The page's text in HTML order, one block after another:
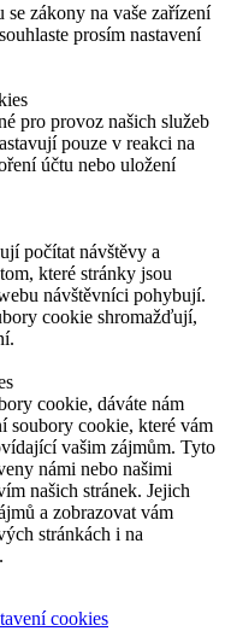
zákony na vaše zařízení
prosím nastavení
pro provoz našich služeb
pouze v reakci na
účtu nebo uložení
počítat návštěvy a
které stránky jsou
návštěvníci pohybují.
cookie shromažďují,
cookie, dáváte nám
soubory cookie, které vám
vašim zájmům. Tyto
námi nebo našimi
našich stránek. Jejich
a zobrazovat vám
stránkách i na
cookies